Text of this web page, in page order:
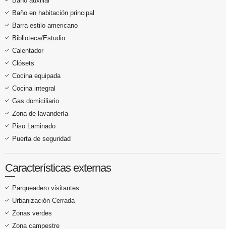
Baño en habitación principal
Barra estilo americano
Biblioteca/Estudio
Calentador
Clósets
Cocina equipada
Cocina integral
Gas domiciliario
Zona de lavandería
Piso Laminado
Puerta de seguridad
Características externas
Parqueadero visitantes
Urbanización Cerrada
Zonas verdes
Zona campestre